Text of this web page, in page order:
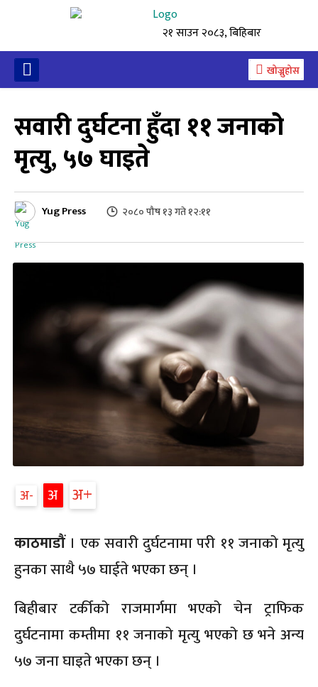
२१ साउन २०८३, बिहिबार
खोज्नुहोस
सवारी दुर्घटना हुँदा ११ जनाको
मृत्यु, ५७ घाइते
Yug Press २०८० पौष १३ गते १२:११
अ अ अ
काठमाडौं। एक सवारी दुर्घटनामा परी ११ जनाको मृत्यु
हुनका साथै ५७ घाईते भएका छन् ।
बिहीबार टर्कीको राजमार्गमा भएको चेन ट्राफिक
दुर्घटनामा कम्तीमा ११ जनाको मृत्यु भएको छ भने अन्य
५७ जना घाइते भएका छन् ।